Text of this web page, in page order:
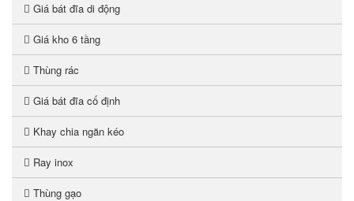
Giá bát đĩa di động
Giá kho 6 tầng
Thùng rác
Giá bát đĩa cố định
Khay chia ngăn kéo
Ray inox
Thùng gạo